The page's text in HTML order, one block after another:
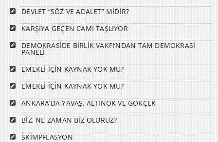
DEVLET “SÖZ VE ADALET” MİDİR?
KARŞIYA GEÇEN CAMI TAŞLIYOR
DEMOKRASİDE BİRLİK VAKFI’NDAN TAM DEMOKRASİ
PANELİ
EMEKLİ İÇİN KAYNAK YOK MU?
EMEKLİ İÇİN KAYNAK YOK MU?
ANKARA’DA YAVAŞ, ALTINOK VE GÖKÇEK
BİZ, NE ZAMAN BİZ OLURUZ?
SKİMPFLASYON